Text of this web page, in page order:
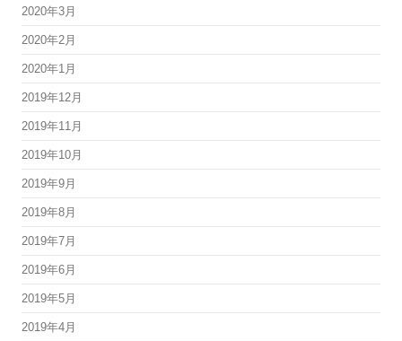
2020年3月
2020年2月
2020年1月
2019年12月
2019年11月
2019年10月
2019年9月
2019年8月
2019年7月
2019年6月
2019年5月
2019年4月